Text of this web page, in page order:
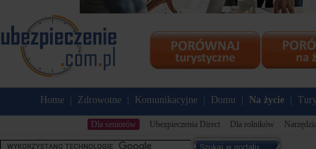
Home Zdrowotne Komunikacyjne Domu Na życie
Dla seniorów Ubezpieczenia Direct Dla rolników